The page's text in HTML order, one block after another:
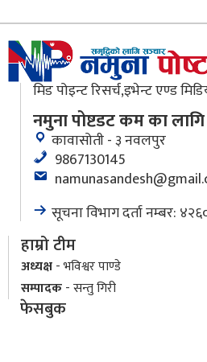
मिड पोइन्ट रिसर्च,इभेन्ट एण्ड
नमुना पोष्टडट कम का लागि
कावासोती - ३ नवलपुर
9867130145
सूचना विभाग दर्ता नम्बर:
हाम्रो टीम
अध्यक्ष- भविश्वर पाण्डे
सम्पादक- सन्तु गिरी
फेसबुक